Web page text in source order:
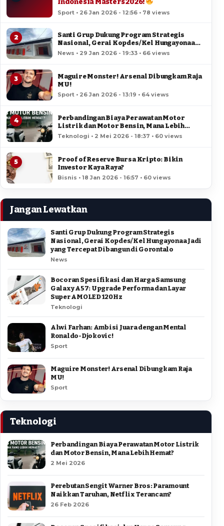
Sport • 26 Jan 2026 - 12:56 • 78 views
2
Santi Grup Dukung Program Strategis
Nasional, Gerai Kopdes/Kel Hungayonaa
Jadi yang Tercepat Dibangun di Gorontalo
News • 29 Jan 2026 - 19:33 • 66 views
3
Maguire Monster! Arsenal Dibungkam Raja
MU!
Sport • 26 Jan 2026 - 13:19 • 64 views
4
Perbandingan Biaya Perawatan Motor
Listrik dan Motor Bensin, Mana Lebih
Hemat?
Teknologi • 2 Mei 2026 - 18:37 • 60 views
5
Proof of Reserve Bursa Kripto: Bikin
Investor Kaya Raya?
Bisnis • 18 Jan 2026 - 16:57 • 60 views
Jangan Lewatkan
Santi Grup Dukung Program Strategis
Nasional, Gerai Kopdes/Kel Hungayonaa Jadi
yang Tercepat Dibangun di Gorontalo
News
Bocoran Spesifikasi dan Harga Samsung
Galaxy A57: Upgrade Performa dan Layar
Super AMOLED 120Hz
Teknologi
Alwi Farhan: Ambisi Juara dengan Mental
Ronaldo-Djokovic!
Sport
Maguire Monster! Arsenal Dibungkam Raja
MU!
Sport
Teknologi
Perbandingan Biaya Perawatan Motor Listrik
dan Motor Bensin, Mana Lebih Hemat?
2 Mei 2026
Perebutan Sengit Warner Bros: Paramount
Naikkan Taruhan, Netflix Terancam?
26 Feb 2026